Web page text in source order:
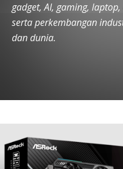
gadget, AI, gaming,
serta perkembangan
dan dunia.